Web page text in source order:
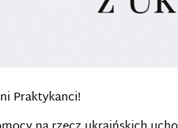
Praktykanci!